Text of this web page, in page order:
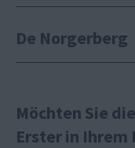
De Norgerberg
Möchten Sie
Erster in